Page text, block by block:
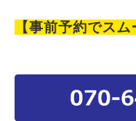
【事前予約でスム